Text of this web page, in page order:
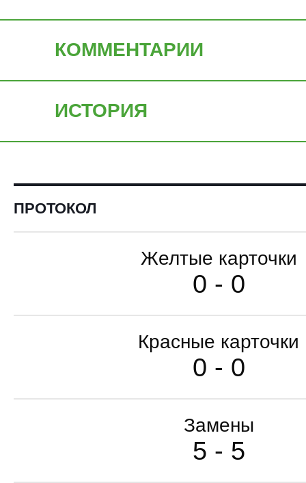
КОММЕНТАРИИ
ИСТОРИЯ
ПРОТОКОЛ
Желтые карточки
0 - 0
Красные карточки
0 - 0
Замены
5 - 5